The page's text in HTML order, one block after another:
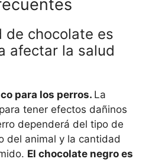
de chocolate es
afectar la salud
para los perros. La
tener efectos dañinos
dependerá del tipo de
del animal y la cantidad
El chocolate negro es